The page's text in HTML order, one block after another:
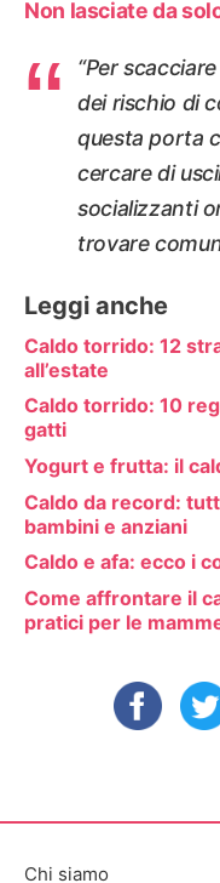
Non lasciate da
“Per
dei rischio di
questa porta
cercare di
socializzanti
trovare
Leggi anche
Caldo torrido: 12
all’estate
Caldo torrido: 10
gatti
Yogurt e frutta: il
Caldo da record:
bambini e anziani
Caldo e afa: ecco i
Come affrontare il
pratici per le
Chi siamo